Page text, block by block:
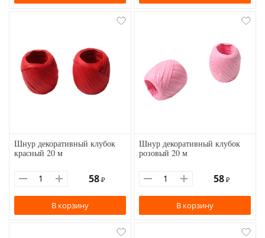
Шнур декоративный клубок
красный 20 м
58 ₽
В корзину
Шнур декоративный клубок
розовый 20 м
58 ₽
В корзину